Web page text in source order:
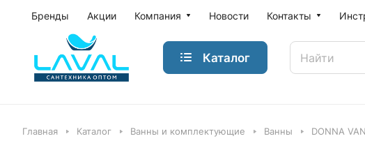
Бренды Акции Компания Новости Контакты
Каталог
Главная Каталог Ванны и комплектующие Ванны DONNA